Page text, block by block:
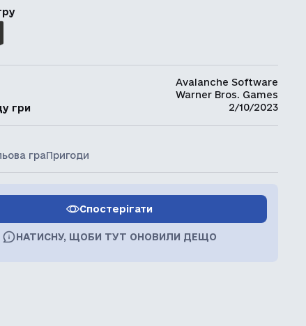
Avalanche Software
Warner Bros. Games
гри
2/10/2023
граПригоди
Спостерігати
НАТИСНУ, ЩОБИ ТУТ ОНОВИЛИ ДЕЩО